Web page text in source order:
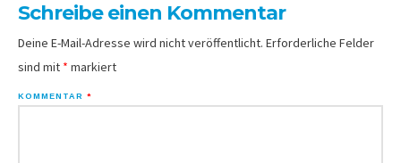
Schreibe einen Kommentar
Deine E-Mail-Adresse wird nicht veröffentlicht. Erforderliche Felder
sind mit * markiert
KOMMENTAR *